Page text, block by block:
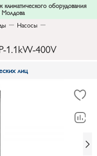
оборудования
Насосы
1.1kW-400V
лиц